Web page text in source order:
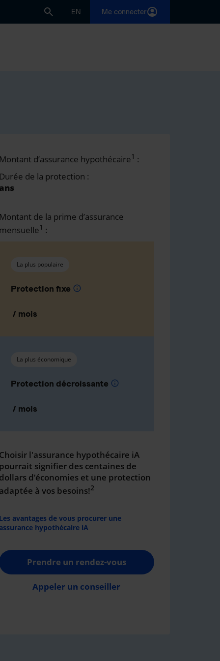
EN Me connecter
Montant d’assurance hypothécaire1 :
Durée de la protection :
ans
Montant de la prime d’assurance
mensuelle1 :
La plus populaire
Protection fixe info
/ mois
La plus économique
Protection décroissante info
/ mois
Choisir l'assurance hypothécaire iA
pourrait signifier des centaines de
dollars d’économies et une protection
adaptée à vos besoins!2
Les avantages de vous procurer une
assurance hypothécaire iA
Prendre un rendez-vous
Appeler un conseiller